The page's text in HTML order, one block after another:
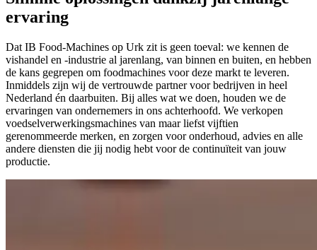
ervaring
Dat IB Food-Machines op Urk zit is geen toeval: we kennen de
vishandel en -industrie al jarenlang, van binnen en buiten, en hebben
de kans gegrepen om foodmachines voor deze markt te leveren.
Inmiddels zijn wij de vertrouwde partner voor bedrijven in heel
Nederland én daarbuiten. Bij alles wat we doen, houden we de
ervaringen van ondernemers in ons achterhoofd. We verkopen
voedselverwerkingsmachines van maar liefst vijftien
gerenommeerde merken, en zorgen voor onderhoud, advies en alle
andere diensten die jij nodig hebt voor de continuïteit van jouw
productie.